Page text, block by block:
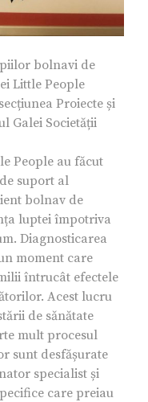
bolnavi de
Little People
Proiecte și
Galei Societății
People au făcut
suport al
bolnav de
luptei împotriva
Diagnosticarea
moment care
întrucât efectele
Acest lucru
de sănătate
mult procesul
sunt desfășurate
specialist și
care preiau